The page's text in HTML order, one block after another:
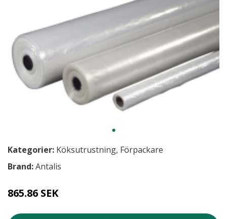
Kategorier: Köksutrustning, Förpackare
Brand:Antalis
865.86 SEK